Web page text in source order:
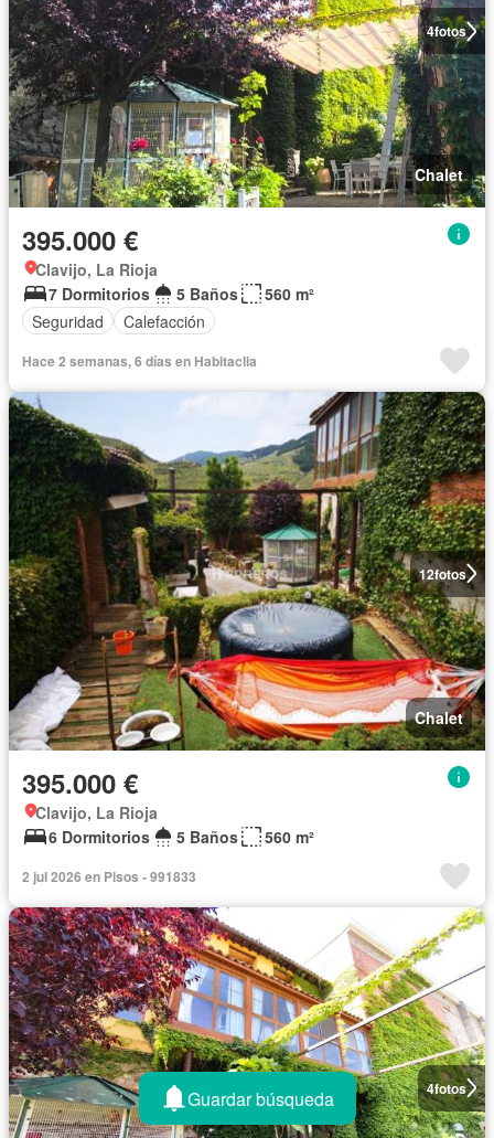
4fotos
Chalet
395.000 €
Clavijo, La Rioja
7 Dormitorios
5 Baños
560 m²
Seguridad
Calefacción
Hace 2 semanas, 6 días en Habitaclia
12fotos
Chalet
395.000 €
Clavijo, La Rioja
6 Dormitorios
5 Baños 560 m²
2 jul 2026 en Pisos - 991833
4fotos
Guardar búsqueda